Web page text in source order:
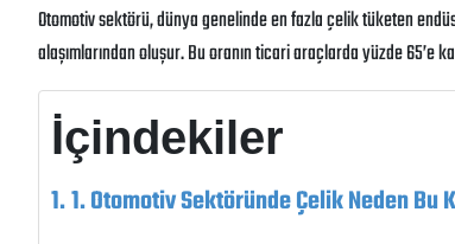
Otomotiv sektörü, dünya genelinde en fazla çelik tüketen
alaşımlarından oluşur. Bu oranın ticari araçlarda yüzde
İçindekiler
1. Otomotiv Sektöründe Çelik Neden Bu